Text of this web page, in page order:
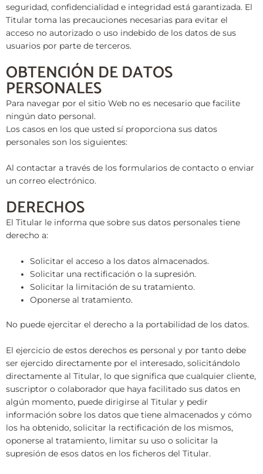
seguridad, confidencialidad e integridad está garantizada. El
Titular toma las precauciones necesarias para evitar el
acceso no autorizado o uso indebido de los datos de sus
usuarios por parte de terceros.
OBTENCIÓN DE DATOS
PERSONALES
Para navegar por el sitio Web no es necesario que facilite
ningún dato personal.
Los casos en los que usted sí proporciona sus datos
personales son los siguientes:
Al contactar a través de los formularios de contacto o enviar
un correo electrónico.
DERECHOS
El Titular le informa que sobre sus datos personales tiene
derecho a:
Solicitar el acceso a los datos almacenados.
Solicitar una rectificación o la supresión.
Solicitar la limitación de su tratamiento.
Oponerse al tratamiento.
No puede ejercitar el derecho a la portabilidad de los datos.
El ejercicio de estos derechos es personal y por tanto debe
ser ejercido directamente por el interesado, solicitándolo
directamente al Titular, lo que significa que cualquier cliente,
suscriptor o colaborador que haya facilitado sus datos en
algún momento, puede dirigirse al Titular y pedir
información sobre los datos que tiene almacenados y cómo
los ha obtenido, solicitar la rectificación de los mismos,
oponerse al tratamiento, limitar su uso o solicitar la
supresión de esos datos en los ficheros del Titular.